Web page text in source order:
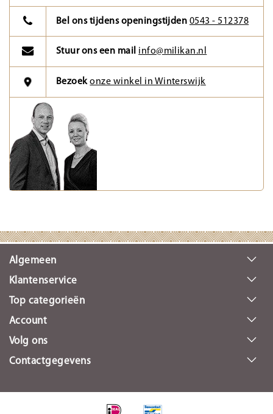
Bel ons tijdens openingstijden 0543 - 512378
Stuur ons een mail info@milikan.nl
Bezoekonze winkel in Winterswijk
Algemeen
Klantenservice
Top categorieën
Account
Volg ons
Contactgegevens